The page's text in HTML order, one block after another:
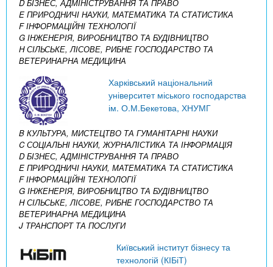
D БІЗНЕС, АДМІНІСТРУВАННЯ ТА ПРАВО
E ПРИРОДНИЧІ НАУКИ, МАТЕМАТИКА ТА СТАТИСТИКА
F ІНФОРМАЦІЙНІ ТЕХНОЛОГІЇ
G ІНЖЕНЕРІЯ, ВИРОБНИЦТВО ТА БУДІВНИЦТВО
H СІЛЬСЬКЕ, ЛІСОВЕ, РИБНЕ ГОСПОДАРСТВО ТА
ВЕТЕРИНАРНА МЕДИЦИНА
Харківський національний
університет міського господарства
ім. О.М.Бекетова, ХНУМГ
B КУЛЬТУРА, МИСТЕЦТВО ТА ГУМАНІТАРНІ НАУКИ
C СОЦІАЛЬНІ НАУКИ, ЖУРНАЛІСТИКА ТА ІНФОРМАЦІЯ
D БІЗНЕС, АДМІНІСТРУВАННЯ ТА ПРАВО
E ПРИРОДНИЧІ НАУКИ, МАТЕМАТИКА ТА СТАТИСТИКА
F ІНФОРМАЦІЙНІ ТЕХНОЛОГІЇ
G ІНЖЕНЕРІЯ, ВИРОБНИЦТВО ТА БУДІВНИЦТВО
H СІЛЬСЬКЕ, ЛІСОВЕ, РИБНЕ ГОСПОДАРСТВО ТА
ВЕТЕРИНАРНА МЕДИЦИНА
J ТРАНСПОРТ ТА ПОСЛУГИ
Київський інститут бізнесу та
технологій (КІБіТ)